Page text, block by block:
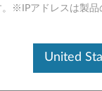
。※IPアドレスは製品
United